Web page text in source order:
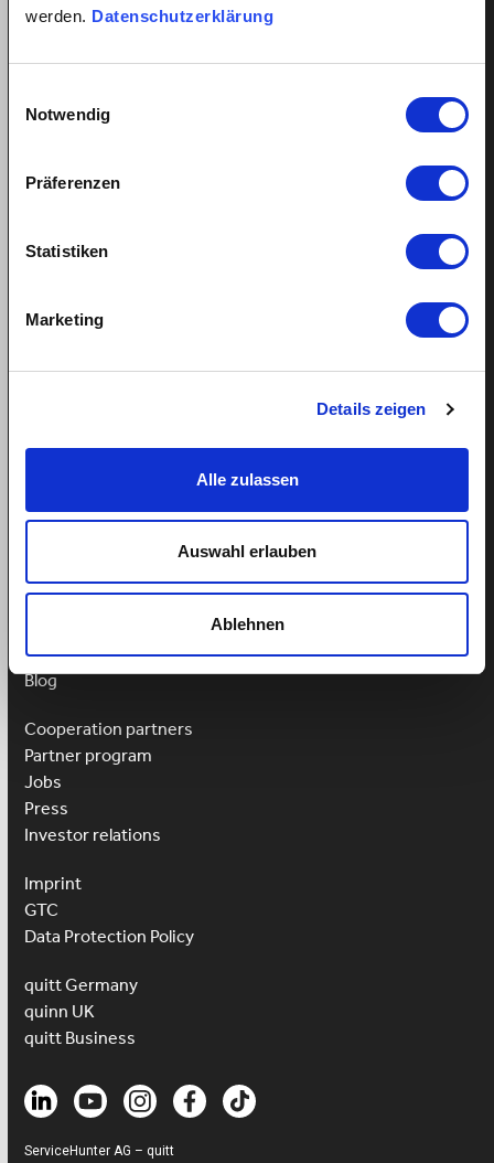
werden. Datenschutzerklärung
Notwendig
Präferenzen
Statistiken
Marketing
Details zeigen
Alle zulassen
Auswahl erlauben
Ablehnen
All about employment relationships
Minimum wage for domestic help
Fair salary for nanny
Helpcenter
Mon-Fri: 9am-1pm
More
Team
Blog
Cooperation partners
Partner program
Jobs
Press
Investor relations
Imprint
GTC
Data Protection Policy
quitt Germany
quinn UK
quitt Business
ServiceHunter AG – quitt